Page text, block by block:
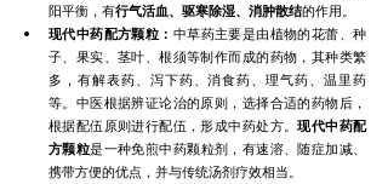
阳平衡，有行气活血、驱寒除湿、消肿散结的作用。
现代中药配方颗粒： 中草药主要是由植物的花蕾、种
子、果实、茎叶、根须等制作而成的药物，其种类繁
多，有解表药、泻下药、消食药、理气药、温里药
等。中医根据辨证论治的原则，选择合适的药物后，
根据配伍原则进行配伍，形成中药处方。现代中药配
方颗粒是一种免煎中药颗粒剂，有速溶、随症加减、
携带方便的优点，并与传统汤剂疗效相当。